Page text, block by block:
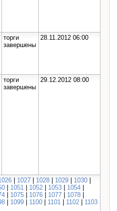
торги
завершены
28.11.2012 06:00
торги
завершены
29.12.2012 08:00
| 1027 | 1028 | 1029 | 1030 |
| 1051 | 1052 | 1053 | 1054 |
| 1075 | 1076 | 1077 | 1078 |
| 1099 | 1100 | 1101 | 1102 | 1103